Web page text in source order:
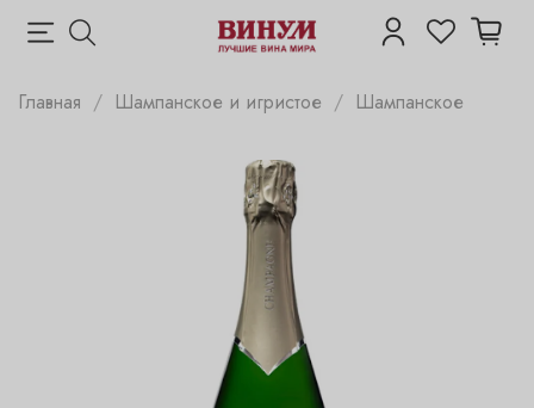
Главная Шампанское и игристое Шампанское